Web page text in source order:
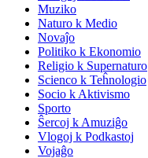
Muziko
Naturo k Medio
Novaĵo
Politiko k Ekonomio
Religio k Supernaturo
Scienco k Teĥnologio
Socio k Aktivismo
Sporto
Ŝercoj k Amuziĝo
Vlogoj k Podkastoj
Vojaĝo